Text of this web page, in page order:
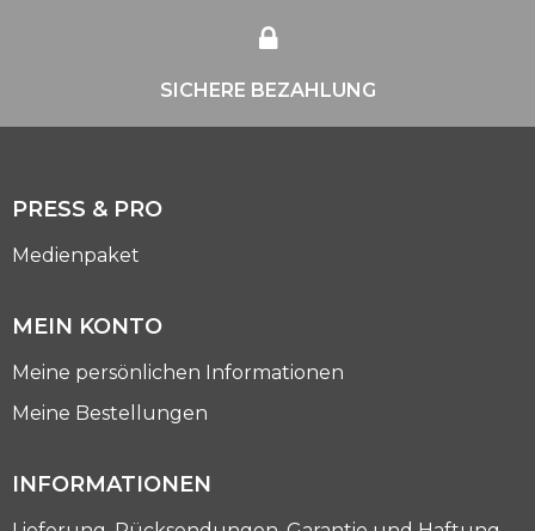
SICHERE BEZAHLUNG
PRESS & PRO
Medienpaket
MEIN KONTO
Meine persönlichen Informationen
Meine Bestellungen
INFORMATIONEN